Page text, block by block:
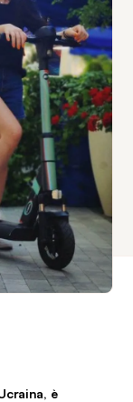
è